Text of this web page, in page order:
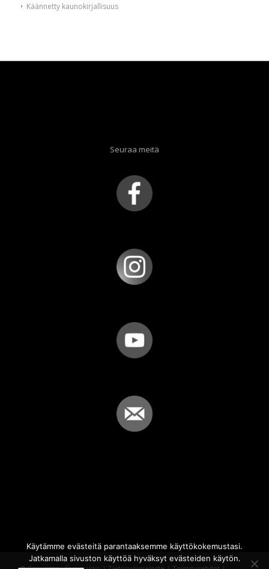
Käännetty kaunokirjallisuus
Seuraa meitä
Käytämme evästeitä parantaaksemme käyttökokemustasi.
Jatkamalla sivuston käyttöä hyväksyt evästeiden käytön.